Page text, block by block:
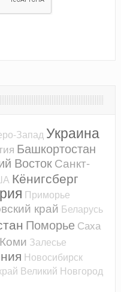
Запад Украина
Башкортостан
Восток Санкт-
Кёнигсберг
Приморье
край Беларусь
Поморье Саха
Коми Залесье
Новосибирск
Великий Новгород